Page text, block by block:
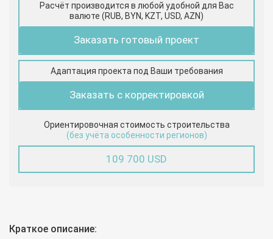
Расчёт производится в любой удобной для Вас
валюте (RUB, BYN, KZT, USD, AZN)
Заказать готовый проект
Адаптация проекта под Ваши требования
Заказать с корректировкой
Ориентировочная стоимость строительства
(без учёта особенности регионов)
109 700 USD
Краткое описание: